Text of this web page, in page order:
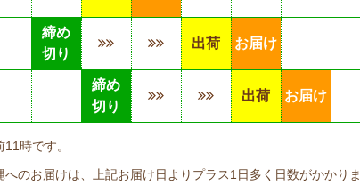
締め
切り
出荷 お届け
締め
切り
出荷 お届け
11時です。
のお届けは、上記お届け日よりプラス1日多く日数がかかりま